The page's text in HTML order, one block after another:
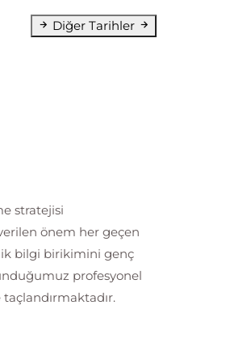
Diğer Tarihler
stratejisi
önem her geçen
bilgi birikimini genç
profesyonel